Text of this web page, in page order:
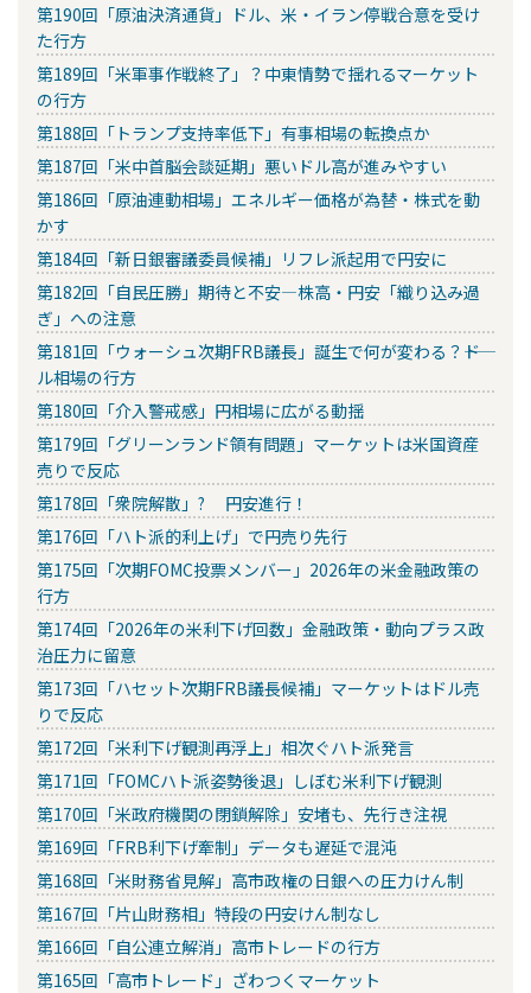
第190回「原油決済通貨」ドル、米・イラン停戦合意を受け
た行方
第189回「米軍事作戦終了」？中東情勢で揺れるマーケット
の行方
第188回「トランプ支持率低下」有事相場の転換点か
第187回「米中首脳会談延期」悪いドル高が進みやすい
第186回「原油連動相場」エネルギー価格が為替・株式を動
かす
第184回「新日銀審議委員候補」リフレ派起用で円安に
第182回「自民圧勝」期待と不安―株高・円安「織り込み過
ぎ」への注意
第181回「ウォーシュ次期FRB議長」誕生で何が変わる？――ド
ル相場の行方
第180回「介入警戒感」円相場に広がる動揺
第179回「グリーンランド領有問題」マーケットは米国資産
売りで反応
第178回「衆院解散」? 円安進行！
第176回「ハト派的利上げ」で円売り先行
第175回「次期FOMC投票メンバー」2026年の米金融政策の
行方
第174回「2026年の米利下げ回数」金融政策・動向プラス政
治圧力に留意
第173回「ハセット次期FRB議長候補」マーケットはドル売
りで反応
第172回「米利下げ観測再浮上」相次ぐハト派発言
第171回「FOMCハト派姿勢後退」しぼむ米利下げ観測
第170回「米政府機関の閉鎖解除」安堵も、先行き注視
第169回「FRB利下げ牽制」データも遅延で混沌
第168回「米財務省見解」高市政権の日銀への圧力けん制
第167回「片山財務相」特段の円安けん制なし
第166回「自公連立解消」高市トレードの行方
第165回「高市トレード」ざわつくマーケット